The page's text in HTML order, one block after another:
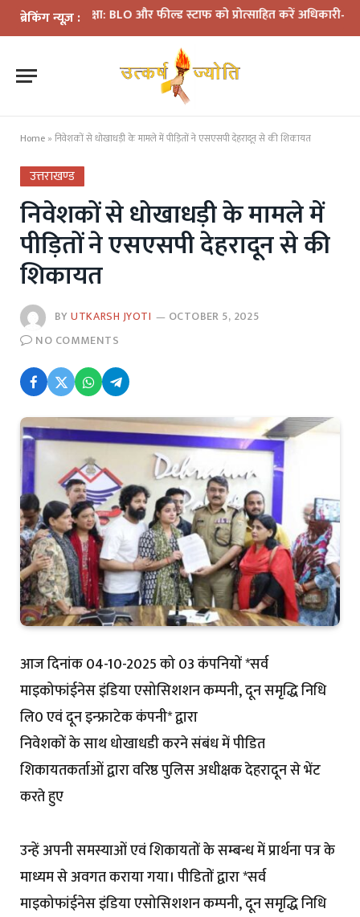
ब्रेकिंग न्यूज़ :
की समीक्षा: BLO और फील्ड स्टाफ को प्रोत्साहित करें अधिकारी—मुख्य
Home » निवेशकों से धोखाधड़ी के मामले में पीड़ितों ने एसएसपी देहरादून से की शिकायत
उत्तराखण्ड
निवेशकों से धोखाधड़ी के मामले में
पीड़ितों ने एसएसपी देहरादून से की
शिकायत
BYUTKARSH JYOTI
OCTOBER 5, 2025
NO COMMENTS
आज दिनांक 04-10-2025 को 03 कंपनियों *सर्व
माइकोफांईनेस इंडिया एसोसिशशन कम्पनी, दून समृद्धि निधि
लि0 एवं दून इन्फ्राटेक कंपनी* द्वारा
निवेशकों के साथ धोखाधडी करने संबंध में पीडित
शिकायतकर्ताओं द्वारा वरिष्ठ पुलिस अधीक्षक देहरादून से भेंट
करते हुए
उन्हें अपनी समस्याओं एवं शिकायतों के सम्बन्ध में प्रार्थना पत्र के
माध्यम से अवगत कराया गया। पीडितों द्वारा *सर्व
माइकोफांईनेस इंडिया एसोसिशशन कम्पनी, दून समृद्धि निधि